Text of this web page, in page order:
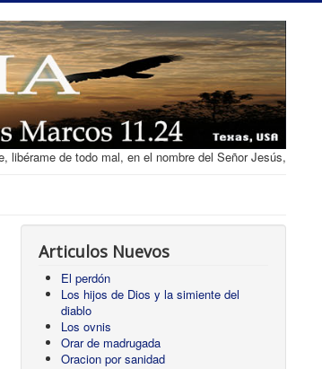
libérame de todo mal, en el nombre del Señor Jesús,
Articulos Nuevos
El perdón
Los hijos de Dios y la simiente del
diablo
Los ovnis
Orar de madrugada
Oracion por sanidad